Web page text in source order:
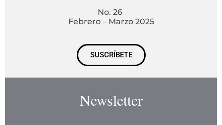
No. 26
Febrero – Marzo 2025
SUSCRÍBETE
Newsletter